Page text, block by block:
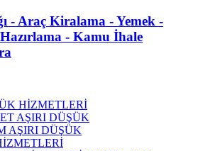
HİZMETLERİ
AŞIRI DÜŞÜK
AŞIRI DÜŞÜK